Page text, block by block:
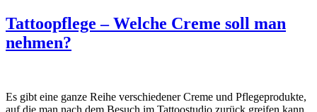
Tattoopflege – Welche Creme soll man
nehmen?
Es gibt eine ganze Reihe verschiedener Creme und Pflegeprodukte,
auf die man nach dem Besuch im Tattoostudio zurück greifen kann.